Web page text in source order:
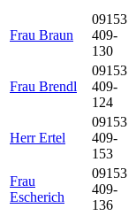
Frau Braun
09153
409-
130
Frau Brendl
09153
409-
124
Herr Ertel
09153
409-
153
Frau
Escherich
09153
409-
136